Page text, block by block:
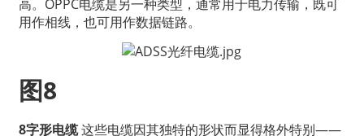
高。OPPC电缆是另一种类型，通常用于电力传输，既可
用作相线，也可用作数据链路。
图8
8字形电缆这些电缆因其独特的形状而显得格外特别——